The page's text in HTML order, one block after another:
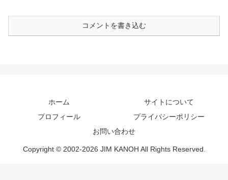
コメントを書き込む
ホーム
サイトについて
プロフィール
プライバシーポリシー
お問い合わせ
Copyright © 2002-2026 JIM KANOH All Rights Reserved.